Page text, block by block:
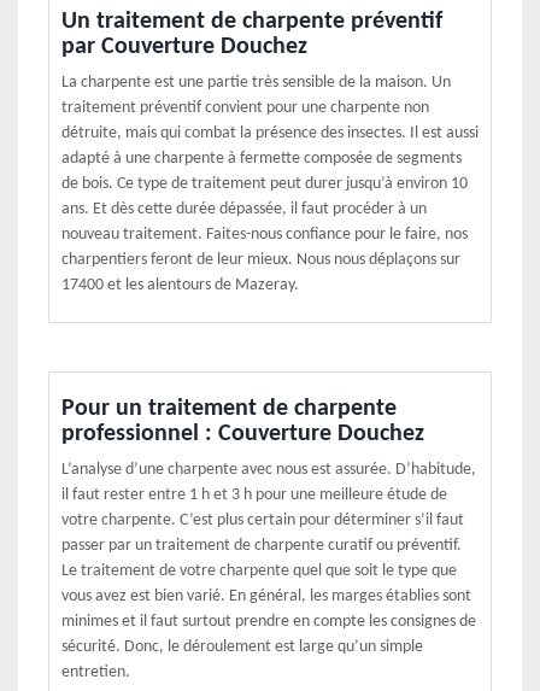
Un traitement de charpente préventif
par Couverture Douchez
La charpente est une partie très sensible de la maison. Un
traitement préventif convient pour une charpente non
détruite, mais qui combat la présence des insectes. Il est aussi
adapté à une charpente à fermette composée de segments
de bois. Ce type de traitement peut durer jusqu’à environ 10
ans. Et dès cette durée dépassée, il faut procéder à un
nouveau traitement. Faites-nous confiance pour le faire, nos
charpentiers feront de leur mieux. Nous nous déplaçons sur
17400 et les alentours de Mazeray.
Pour un traitement de charpente
professionnel : Couverture Douchez
L’analyse d’une charpente avec nous est assurée. D’habitude,
il faut rester entre 1 h et 3 h pour une meilleure étude de
votre charpente. C’est plus certain pour déterminer s’il faut
passer par un traitement de charpente curatif ou préventif.
Le traitement de votre charpente quel que soit le type que
vous avez est bien varié. En général, les marges établies sont
minimes et il faut surtout prendre en compte les consignes de
sécurité. Donc, le déroulement est large qu’un simple
entretien.